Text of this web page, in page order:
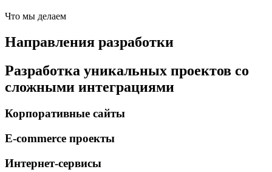
Что мы делаем
Направления разработки
Разработка уникальных проектов со
сложными интеграциями
Корпоративные сайты
E-commerce проекты
Интернет-сервисы